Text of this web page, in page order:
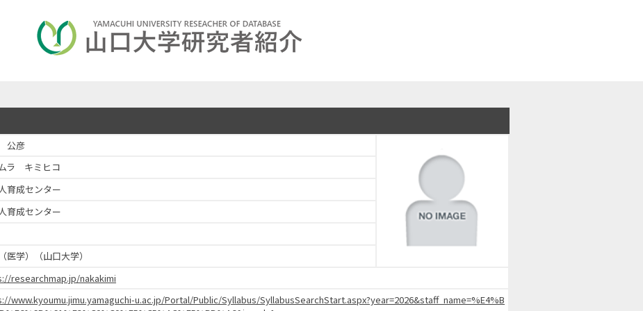
公彦
ラ キミヒコ
育成センター
育成センター
医学）（山口大学）
researchmap.jp/nakakimi
www.kyoumu.jimu.yamaguchi-u.ac.jp/Portal/Public/Syllabus/SyllabusSearchStart.aspx?year=2026&staff_name=%E4%B